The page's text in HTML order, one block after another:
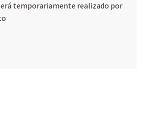
temporariamente realizado por